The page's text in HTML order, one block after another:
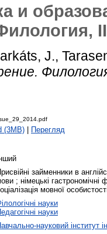
и
J.,
(3MB) Перегляд
займенники в
; німецькі
мовної
науки
науки
науковий інститут